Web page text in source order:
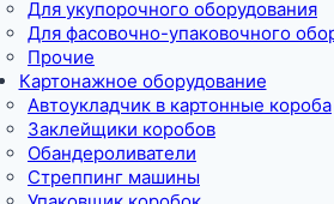
Для укупорочного оборудования
Для фасовочно-упаковочного
Прочие
Картонажное оборудование
Автоукладчик в картонные короба
Заклейщики коробов
Обандероливатели
Стреппинг машины